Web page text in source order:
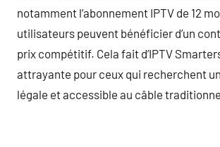
notamment l’abonnement IPTV de 12
utilisateurs peuvent bénéficier d’un
prix compétitif. Cela fait d’IPTV
attrayante pour ceux qui recherchent
légale et accessible au câble